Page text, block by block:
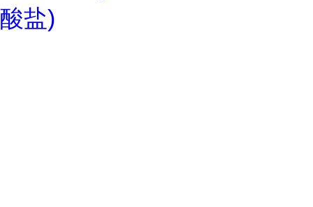
酸盐)